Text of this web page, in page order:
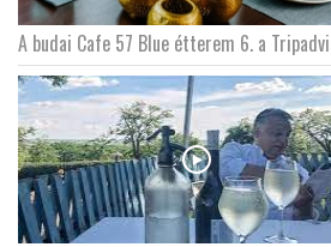
A budai Cafe 57 Blue étterem 6. a